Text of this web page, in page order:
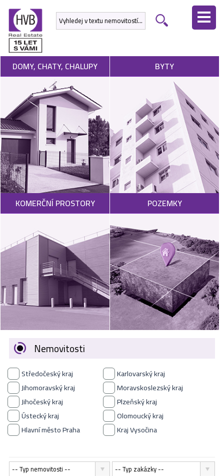
DOMY, CHATY, CHALUPY BYTY
KOMERČNÍ PROSTORY POZEMKY
ÚVODNÍ
STRÁNKA
NEMOVITOSTI
DEVELOPERSKÉ
PROJEKTY
SLUŽBY
NABÍDNOUT
NEMOVITOST
POPTAT
NEMOVITOST
VÝKUP
NEMOVITOSTÍ
SPONZORUJEME
NÁŠ ČASOPIS
KONTAKT
O NÁS
Nemovitosti
Středočeský kraj
Karlovarský kraj
Jihomoravský kraj
Moravskoslezský kraj
Jihočeský kraj
Plzeňský kraj
Ústecký kraj
Olomoucký kraj
Hlavní město Praha
Kraj Vysočina
-- Typ nemovitosti -- -- Typ zakázky --